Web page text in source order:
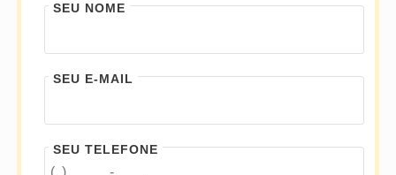
SEU NOME
SEU E-MAIL
SEU TELEFONE